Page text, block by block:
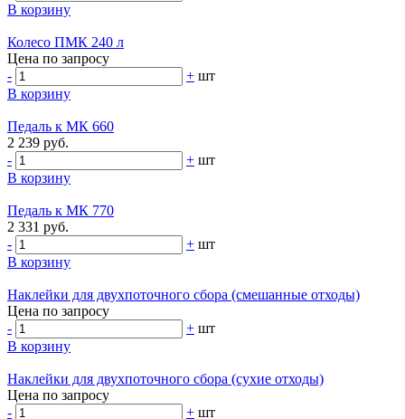
В корзину
Колесо ПМК 240 л
Цена по запросу
-
+ шт
В корзину
Педаль к МК 660
2 239 руб.
-
+ шт
В корзину
Педаль к МК 770
2 331 руб.
-
+ шт
В корзину
Наклейки для двухпоточного сбора (смешанные отходы)
Цена по запросу
-
+ шт
В корзину
Наклейки для двухпоточного сбора (сухие отходы)
Цена по запросу
-
+ шт